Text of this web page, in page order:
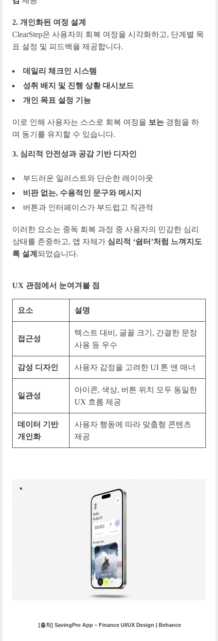
2. 개인화된 여정 설계
ClearStep은 사용자의 회복 여정을 시각화하고, 단계별 목
표 설정 및 피드백을 제공합니다.
데일리 체크인 시스템
성취 배지 및 진행 상황 대시보드
개인 목표 설정 기능
이로 인해 사용자는 스스로 회복 여정을 보는 경험을 하
며 동기를 유지할 수 있습니다.
3. 심리적 안전성과 공감 기반 디자인
부드러운 일러스트와 단순한 레이아웃
비판 없는, 수용적인 문구와 메시지
버튼과 인터페이스가 부드럽고 직관적
이러한 요소는 중독 회복 과정 중 사용자의 민감한 심리
상태를 존중하고, 앱 자체가 심리적 ‘쉼터’처럼 느껴지도
록 설계 되었습니다.
UX 관점에서 눈여겨볼 점
요소 설명
접근성
텍스트 대비, 글꼴 크기, 간결한 문장
사용 등 우수
감성 디자인 사용자 감정을 고려한 UI 톤 앤 매너
일관성
아이콘, 색상, 버튼 위치 모두 동일한
UX 흐름 제공
데이터 기반
개인화
사용자 행동에 따라 맞춤형 콘텐츠
제공
[출처] SavingPro App – Finance UI/UX Design | Behance